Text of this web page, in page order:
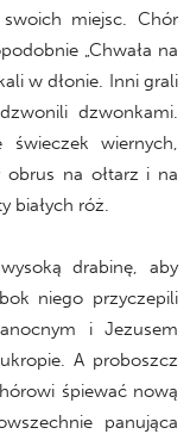
miejsc. Chór
„Chwała na
w dłonie. Inni grali
dzwonkami.
wiernych,
obrus na ołtarz i na
białych róż.
drabinę, aby
niego przyczepili
i Jezusem
A proboszcz
śpiewać nową
panująca